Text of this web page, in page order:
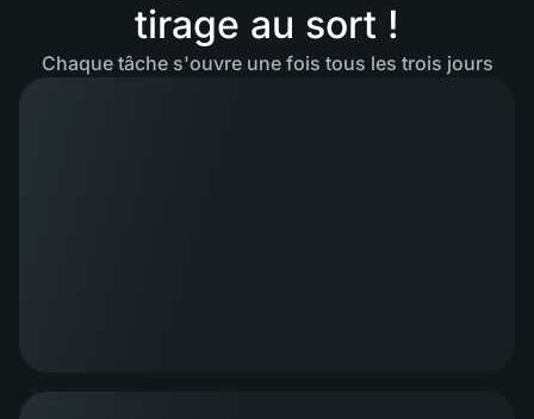
tirage au sort !
Chaque tâche s'ouvre une fois tous les trois jours